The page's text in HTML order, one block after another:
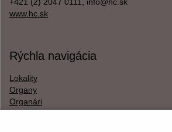
www.hc.sk
Rýchla navigácia
Lokality
Organy
Organári